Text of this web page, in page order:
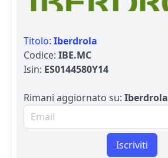
Titolo: Iberdrola
Codice: IBE.MC
Isin: ES0144580Y14
Rimani aggiornato su: Iberdrola
Email per newsletter
Iscriviti